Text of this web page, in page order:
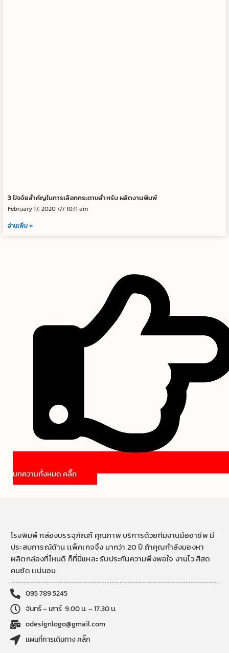
3 ปัจจัยสำคัญในการเลือกกระดาษสำหรับ ผลิตงานพิมพ์
February 17, 2020
10:11 am
อ่านเพิ่ม »
บทความทั้งหมด คลิ๊ก
โรงพิมพ์ กล่องบรรจุภัณฑ์ คุณภาพ บริการด้วยทีมงานมืออาชีพ มี
ประสบการณ์ด้าน เเพ็คเกจจิ้ง มากว่า 20 ปี ถ้าคุณกำลังมองหา
ผลิตกล่องที่ไหนดี ก็ที่นี่แหละ รับประกันความพึงพอใจ งานไว สีสด
คมชัด เเน่นอน
095 789 5245
จันทร์ – เสาร์ 9.00 น. – 17.30 น.
odesignlogo@gmail.com
เเผนที่การเดินทาง คลิ๊ก